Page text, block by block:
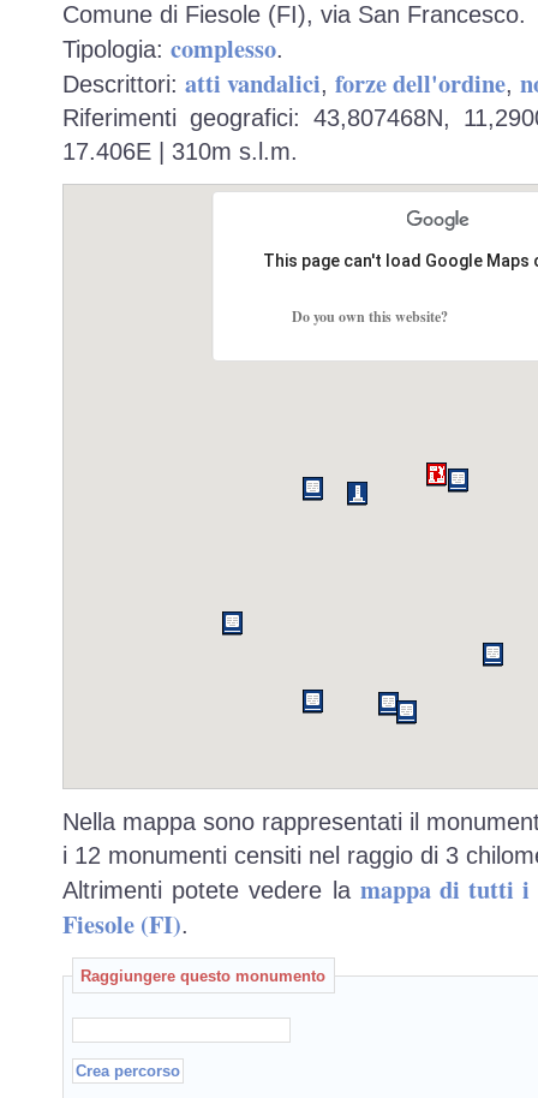
Comune di Fiesole (FI), via San Francesco.
Tipologia: complesso.
Descrittori: atti vandalici, forze dell'ordine,
Riferimenti geografici: 43,807468N,
17.406E | 310m s.l.m.
This page can't load Google
Do you own this website?
Nella mappa sono rappresentati il
i 12 monumenti censiti nel raggio di 3
Altrimenti potete vedere la mappa di tutti i
Fiesole (FI).
Raggiungere questo monumento